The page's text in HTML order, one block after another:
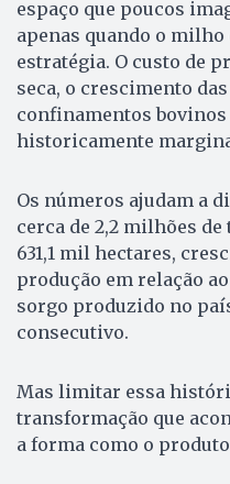
espaço que poucos
apenas quando o
estratégia. O custo de
seca, o crescimento
confinamentos
historicamente
Os números ajudam a
cerca de 2,2 milhões de
631,1 mil hectares,
produção em relação
sorgo produzido no
consecutivo.
Mas limitar essa
transformação que
a forma como o